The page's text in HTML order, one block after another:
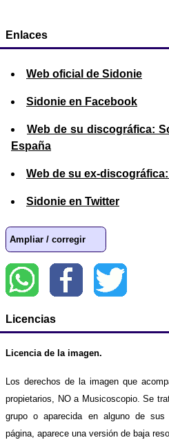
Enlaces
Web oficial de Sidonie
Sidonie en Facebook
Web de su discográfica:
España
Web de su ex-
Sidonie en Twitter
Ampliar / corregir
Licencias
Licencia de la imagen.
Los derechos de la imagen que
propietarios, NO a Musicoscopio. Se
grupo o aparecida en alguno de
página, aparece una versión de baja